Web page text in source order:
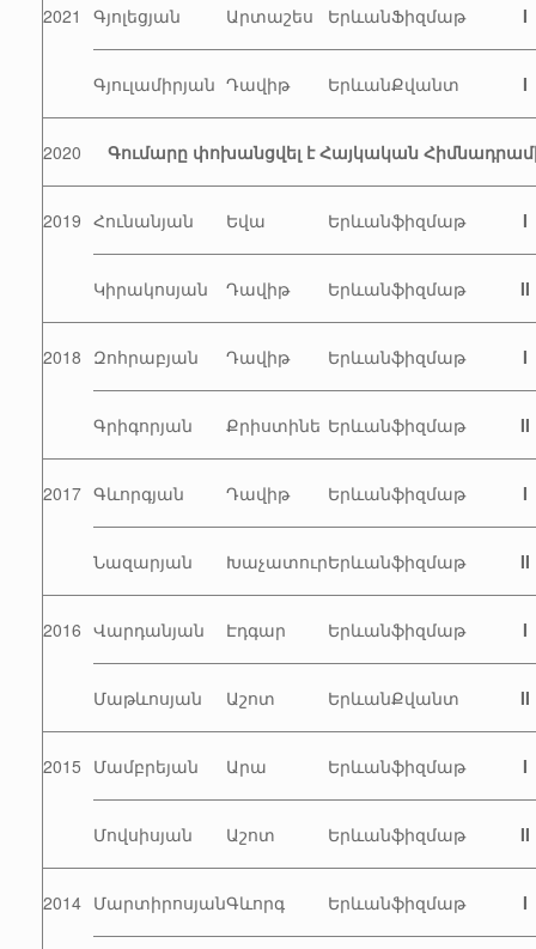
2021 Գյոլեցյան Արտաշես ԵրևանՖիզմաթ I
Գյուլամիրյան Դավիթ ԵրևանՔվանտ I
2020 Գումարը փոխանցվել է Հայկական
2019 Հունանյան Եվա Երևանֆիզմաթ I
Կիրակոսյան Դավիթ Երևանֆիզմաթ II
2018 Զոհրաբյան Դավիթ Երևանֆիզմաթ I
Գրիգորյան Քրիստինե Երևանֆիզմաթ II
2017 Գևորգյան Դավիթ Երևանֆիզմաթ I
Նազարյան ԽաչատուրԵրևանֆիզմաթ II
2016 Վարդանյան Էդգար Երևանֆիզմաթ I
Մաթևոսյան Աշոտ ԵրևանՔվանտ II
2015 Մամբրեյան Արա Երևանֆիզմաթ I
Մովսիսյան Աշոտ Երևանֆիզմաթ II
2014 ՄարտիրոսյանԳևորգ Երևանֆիզմաթ I